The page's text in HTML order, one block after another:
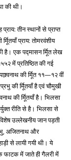
की थी।
तीन स्थानों से प्राप्त
प्राय: तोमरवंशीय
है। एक पद्मासन र्मूित लेख
में प्रतिष्ठित की गई
की र्मूित ११—१२ वीं
की र्मूितयाँ है एवं चौमुखी
की र्मूितयाँ है। भिलसा
रीति से है। भिलसा से
उल्लेखनीय जान पड़ती
अजितनाथ और
से लायी गयी थी। ये
फाटक में जाते ही गैलरी में